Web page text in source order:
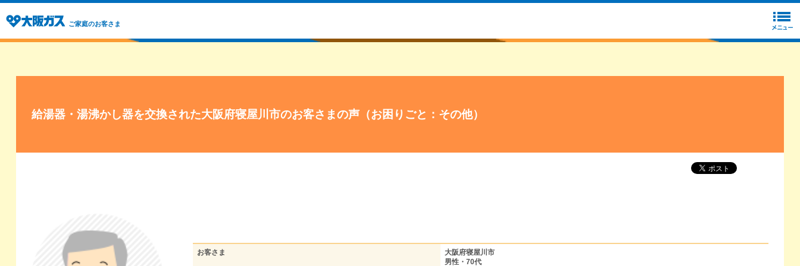
ご家庭のお客さま
給湯器・湯沸かし器を交換された大阪府寝屋川市のお客さまの声（お困りごと：その他）
お客さま
大阪府寝屋川市
男性・70代